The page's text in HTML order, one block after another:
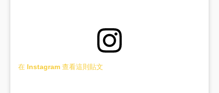
在 Instagram 查看這則貼文